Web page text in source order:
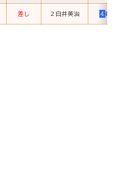
差し ２ 白井英治 ４毒